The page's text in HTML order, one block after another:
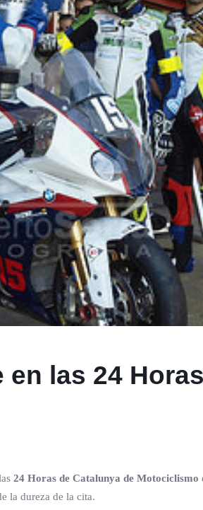
las 24
24 Horas de Catalunya de Motociclismo
la dureza de la cita.